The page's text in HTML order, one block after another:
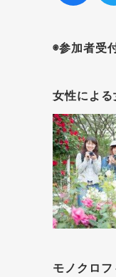
◉参加者受
女性によ
モノクロ